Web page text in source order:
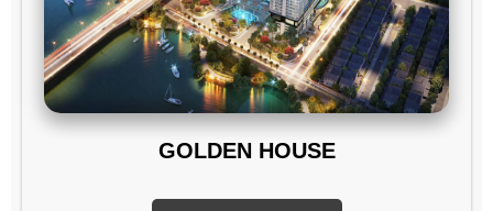
GOLDEN HOUSE